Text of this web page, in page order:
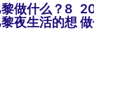
做什么？8
夜生活的想
2027
做什